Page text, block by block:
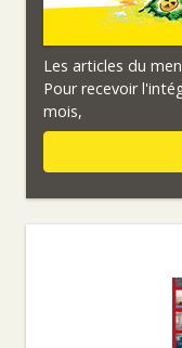
Les articles du
Pour recevoir
mois,